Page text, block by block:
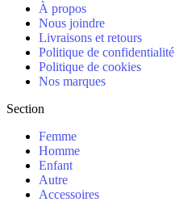
À propos
Nous joindre
Livraisons et retours
Politique de confidentialité
Politique de cookies
Nos marques
Section
Femme
Homme
Enfant
Autre
Accessoires